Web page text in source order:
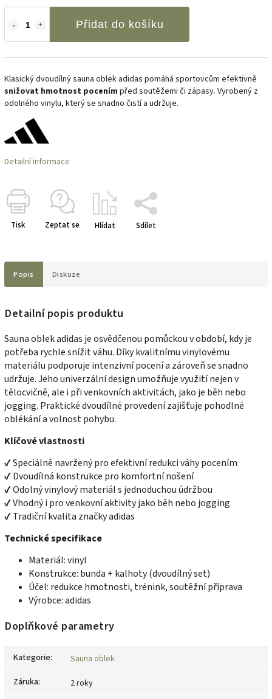
Přidat do košíku
Klasický dvoudílný sauna oblek adidas pomáhá sportovcům efektivně
snižovat hmotnost pocením před soutěžemi či zápasy. Vyrobený z
odolného vinylu, který se snadno čistí a udržuje.
Detailní informace
Tisk Zeptat se Hlídat Sdílet
Popis Diskuze
Detailní popis produktu
Sauna oblek adidas je osvědčenou pomůckou v období, kdy je
potřeba rychle snížit váhu. Díky kvalitnímu vinylovému
materiálu podporuje intenzivní pocení a zároveň se snadno
udržuje. Jeho univerzální design umožňuje využití nejen v
tělocvičně, ale i při venkovních aktivitách, jako je běh nebo
jogging. Praktické dvoudílné provedení zajišťuje pohodlné
oblékání a volnost pohybu.
Klíčové vlastnosti
✔ Speciálně navržený pro efektivní redukci váhy pocením
✔ Dvoudílná konstrukce pro komfortní nošení
✔ Odolný vinylový materiál s jednoduchou údržbou
✔ Vhodný i pro venkovní aktivity jako běh nebo jogging
✔ Tradiční kvalita značky adidas
Technické specifikace
Materiál: vinyl
Konstrukce: bunda + kalhoty (dvoudílný set)
Účel: redukce hmotnosti, trénink, soutěžní příprava
Výrobce: adidas
Doplňkové parametry
Kategorie:
Sauna oblek
Záruka:
2 roky